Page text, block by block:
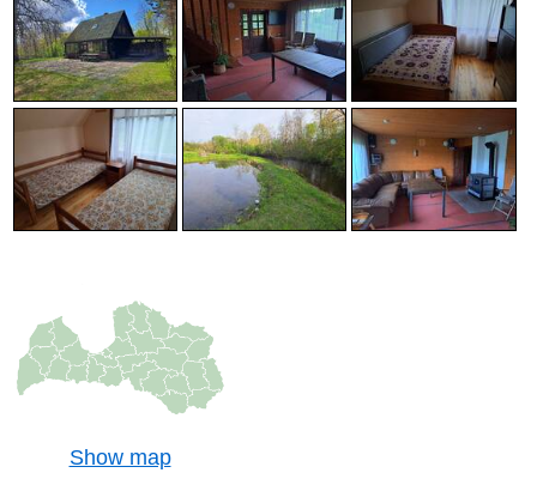
Show map